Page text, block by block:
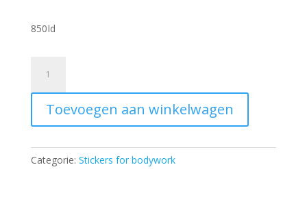
850Id
KART
nassau
KG
Toevoegen aan winkelwagen
Categorie: Stickers for bodywork